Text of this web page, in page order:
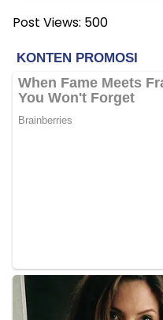
Post Views: 500